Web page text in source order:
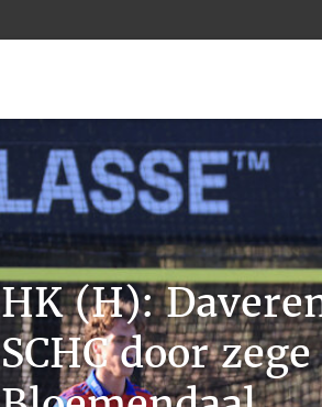
HK (H):
SCHC door